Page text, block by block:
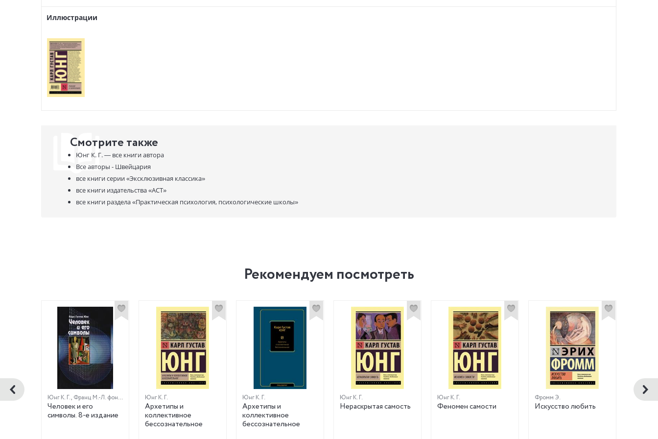
Иллюстрации
Смотрите также
Юнг К. Г. — все книги автора
Все авторы - Швейцария
все книги серии«Эксклюзивная классика»
все книги издательства«АСТ»
все книги раздела«Практическая психология, психологические школы»
Рекомендуем посмотреть
Юнг К. Г., Франц М.-Л. фон,Хендерсон Д.
Человек и его
символы. 8-е издание
Юнг К. Г.
Архетипы и
коллективное
бессознательное
Юнг К. Г.
Архетипы и
коллективное
бессознательное
Юнг К. Г.
Нераскрытая самость
Юнг К. Г.
Феномен самости
Фромм Э.
Искусство любить
Фрейд З.